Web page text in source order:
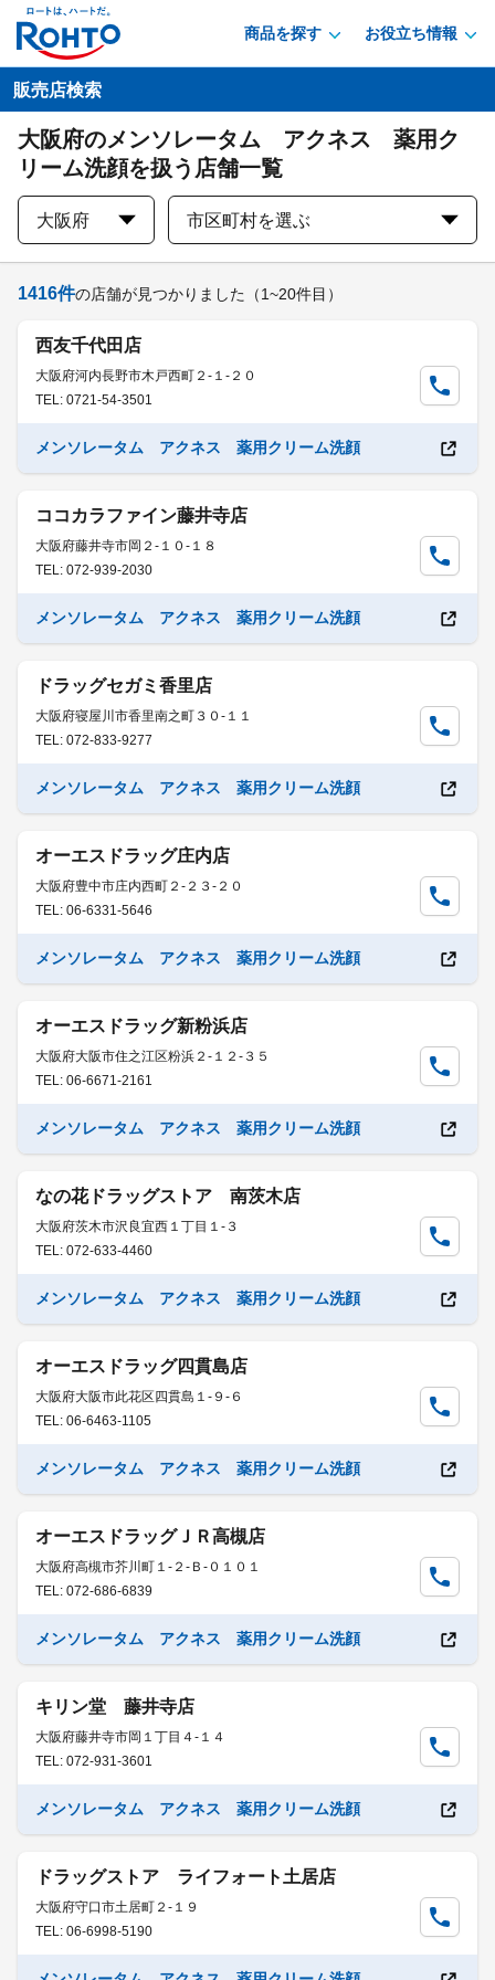
商品を探す お役立ち情報
販売店検索
大阪府のメンソレータム アクネス 薬用ク
リーム洗顔を扱う店舗一覧
大阪府 市区町村を選ぶ
1416件の店舗が見つかりました （1~20件目）
西友千代田店
大阪府河内長野市木戸西町２-１-２０
TEL: 0721-54-3501
メンソレータム アクネス 薬用クリーム洗顔
ココカラファイン藤井寺店
大阪府藤井寺市岡２-１０-１８
TEL: 072-939-2030
メンソレータム アクネス 薬用クリーム洗顔
ドラッグセガミ香里店
大阪府寝屋川市香里南之町３０-１１
TEL: 072-833-9277
メンソレータム アクネス 薬用クリーム洗顔
オーエスドラッグ庄内店
大阪府豊中市庄内西町２-２３-２０
TEL: 06-6331-5646
メンソレータム アクネス 薬用クリーム洗顔
オーエスドラッグ新粉浜店
大阪府大阪市住之江区粉浜２-１２-３５
TEL: 06-6671-2161
メンソレータム アクネス 薬用クリーム洗顔
なの花ドラッグストア 南茨木店
大阪府茨木市沢良宜西１丁目１-３
TEL: 072-633-4460
メンソレータム アクネス 薬用クリーム洗顔
オーエスドラッグ四貫島店
大阪府大阪市此花区四貫島１-９-６
TEL: 06-6463-1105
メンソレータム アクネス 薬用クリーム洗顔
オーエスドラッグＪＲ高槻店
大阪府高槻市芥川町１-２-Ｂ-０１０１
TEL: 072-686-6839
メンソレータム アクネス 薬用クリーム洗顔
キリン堂 藤井寺店
大阪府藤井寺市岡１丁目４-１４
TEL: 072-931-3601
メンソレータム アクネス 薬用クリーム洗顔
ドラッグストア ライフォート土居店
大阪府守口市土居町２-１９
TEL: 06-6998-5190